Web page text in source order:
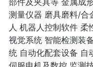
测量仪器 磨具磨料/合
人 机器人控制软件 柔
视觉系统 智能检测装
统 自动化配套设备 自